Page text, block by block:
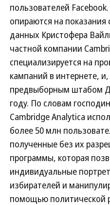
пользователей
опираются на показания
данных Кристофера
частной компании
специализируется на
кампаний в интернете,
предвыборным штабом
году. По словам
Cambridge Analytica
более 50 млн
полученные без их
программы, которая
индивидуальные
избирателей и
помощью политической